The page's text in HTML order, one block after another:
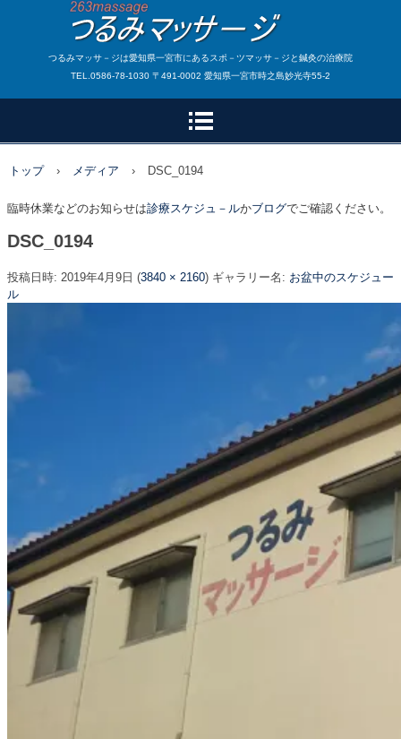
つるみマッサ－ジは愛知県一宮市にあるスポ－ツマッサ－ジと鍼灸の治療院
TEL.0586-78-1030 〒491-0002 愛知県一宮市時之島妙光寺55-2
トップ › メディア › DSC_0194
臨時休業などのお知らせは診療スケジュ－ルかブログでご確認ください。
DSC_0194
投稿日時: 2019年4月9日 (3840 × 2160) ギャラリー名: お盆中のスケジュー
ル